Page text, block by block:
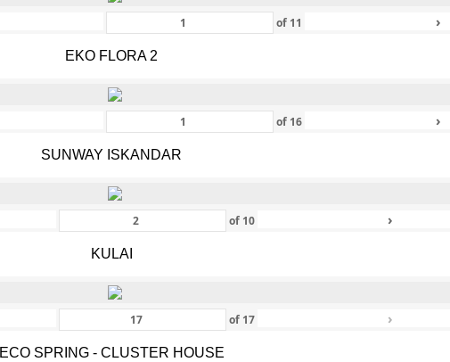
of 11 ›
EKO FLORA 2
of 16 ›
SUNWAY ISKANDAR
of 10 ›
KULAI
of 17 ›
ECO SPRING - CLUSTER HOUSE